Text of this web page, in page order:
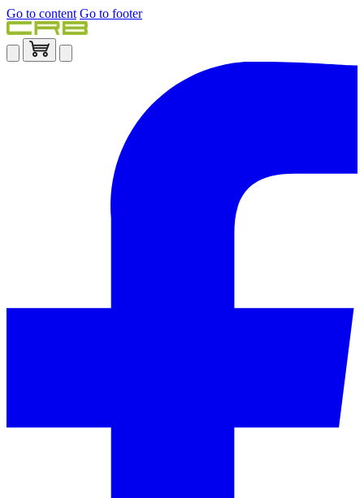
Go to content Go to footer